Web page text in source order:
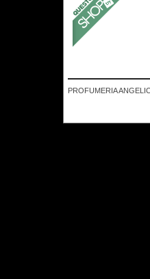
PROFUMERIA